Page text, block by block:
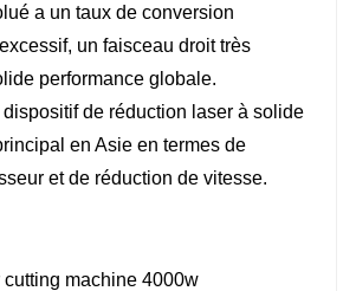
a un taux de conversion
un faisceau droit très
performance globale.
de réduction laser à solide
en Asie en termes de
et de réduction de vitesse.